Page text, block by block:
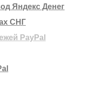
Яндекс Денег
СНГ
PayPal